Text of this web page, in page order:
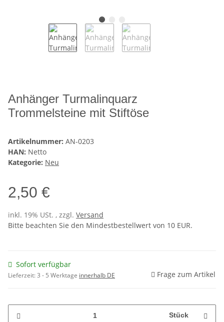
Anhänger Turmalinquarz
Trommelsteine mit Stiftöse
Artikelnummer: AN-0203
HAN: Netto
Kategorie: Neu
2,50 €
inkl. 19% USt. , zzgl. Versand
Bitte beachten Sie den Mindestbestellwert von 10 EUR.
Sofort verfügbar
Lieferzeit:3 - 5 Werktage innerhalb DE Frage zum Artikel
Stück